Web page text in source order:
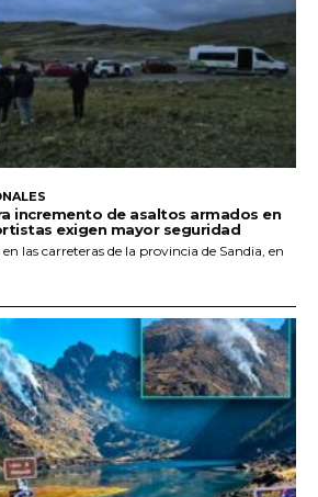
incremento de asaltos armados en
exigen mayor seguridad
las carreteras de la provincia de Sandia, en